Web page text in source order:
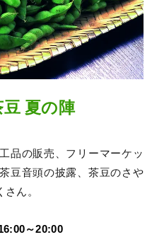
夏の陣
品の販売、フリーマーケッ
豆音頭の披露、茶豆のさや
ん。
～20:00